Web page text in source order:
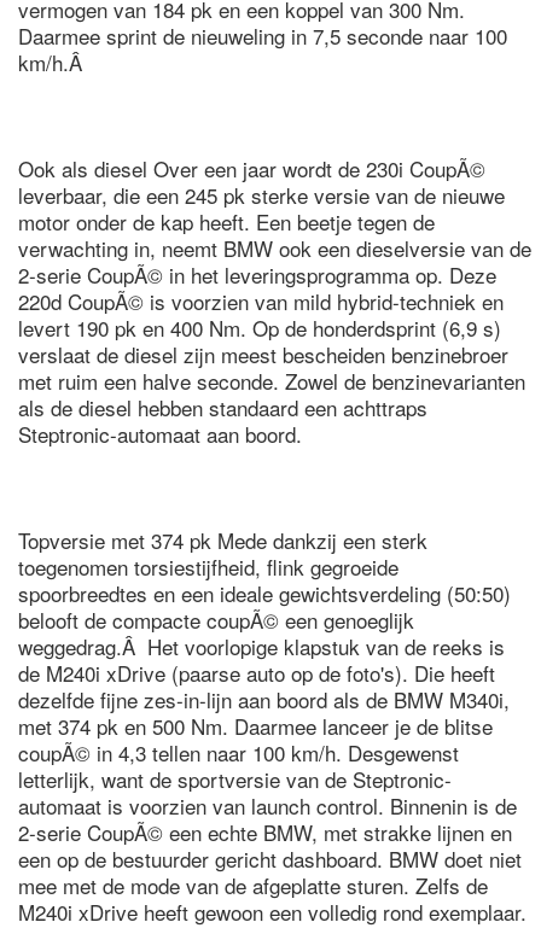
vermogen van 184 pk en een koppel van 300 Nm.
Daarmee sprint de nieuweling in 7,5 seconde naar 100
km/h.Â
Ook als diesel Over een jaar wordt de 230i CoupÃ©
leverbaar, die een 245 pk sterke versie van de nieuwe
motor onder de kap heeft. Een beetje tegen de
verwachting in, neemt BMW ook een dieselversie van de
2-serie CoupÃ© in het leveringsprogramma op. Deze
220d CoupÃ© is voorzien van mild hybrid-techniek en
levert 190 pk en 400 Nm. Op de honderdsprint (6,9 s)
verslaat de diesel zijn meest bescheiden benzinebroer
met ruim een halve seconde. Zowel de benzinevarianten
als de diesel hebben standaard een achttraps
Steptronic-automaat aan boord.
Topversie met 374 pk Mede dankzij een sterk
toegenomen torsiestijfheid, flink gegroeide
spoorbreedtes en een ideale gewichtsverdeling (50:50)
belooft de compacte coupÃ© een genoeglijk
weggedrag.Â Het voorlopige klapstuk van de reeks is
de M240i xDrive (paarse auto op de foto's). Die heeft
dezelfde fijne zes-in-lijn aan boord als de BMW M340i,
met 374 pk en 500 Nm. Daarmee lanceer je de blitse
coupÃ© in 4,3 tellen naar 100 km/h. Desgewenst
letterlijk, want de sportversie van de Steptronic-
automaat is voorzien van launch control. Binnenin is de
2-serie CoupÃ© een echte BMW, met strakke lijnen en
een op de bestuurder gericht dashboard. BMW doet niet
mee met de mode van de afgeplatte sturen. Zelfs de
M240i xDrive heeft gewoon een volledig rond exemplaar.